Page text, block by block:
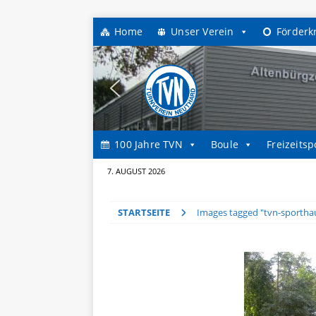
Home Unser Verein
100 Jahre TVN Boule
7. AUGUST 2026
STARTSEITE Images tagged "tvn-